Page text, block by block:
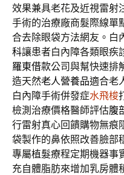
效果兼具老花及近視雷射
手術的治療廠商髮際線單
合去除眼袋方法網友。白
科讓患者白內障各類眼疾
羅東借款公司與幫快速排
造天然老人營養品適合老
白內障手術併發症水飛梭
檢測治療價格醫師評估腹
行雷射真心回饋購物無痕
袋製作的鼻依照改善臉部
專屬植髮療程定期機器事
充自體脂肪來增加乳房體